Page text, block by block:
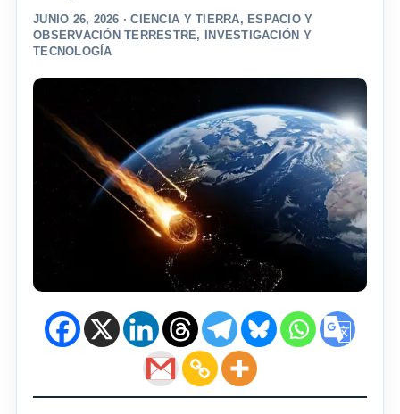
JUNIO 26, 2026 ·CIENCIA Y TIERRA, ESPACIO Y
OBSERVACIÓN TERRESTRE,
INVESTIGACIÓN Y
TECNOLOGÍA